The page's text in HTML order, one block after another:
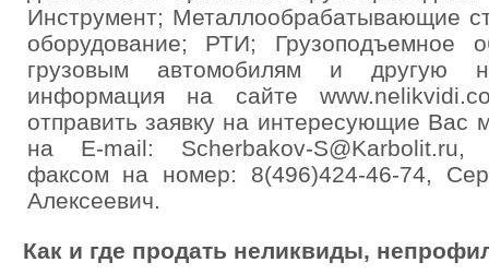
Инструмент; Металлообрабатывающие
оборудование; РТИ; Грузоподъемное
грузовым автомобилям и другую
информация на сайте
отправить заявку на интересующие Вас
на E-mail: Scherbakov-S@Karbolit.ru,
факсом на номер: 8(496)424-46-74,
Алексеевич.
Как и где продать неликвиды,